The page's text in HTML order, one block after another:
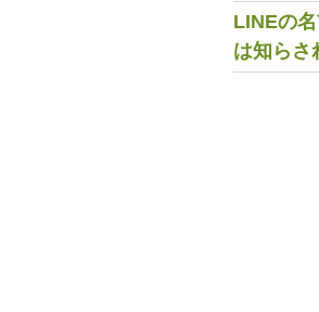
LINEの
は知らさ